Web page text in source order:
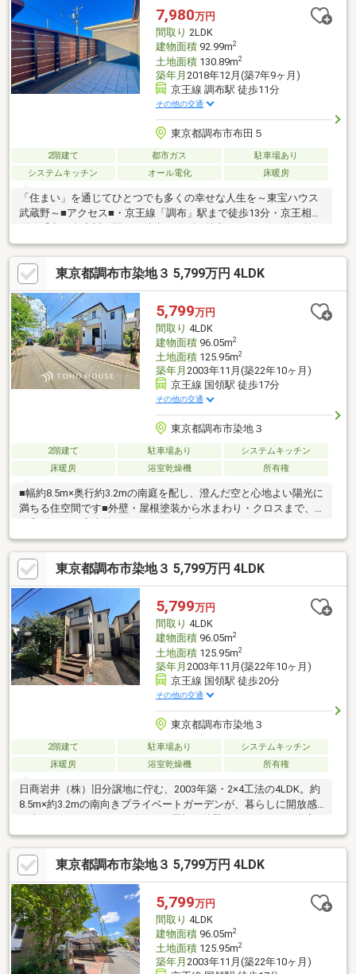
各金融機関と取引可能！無理のないプランをご提案させていただ
きます。【グループ創業50年】確かな実績と安心のアフターサポ
ートでお客様ファーストを実現いたします。
7,980万円
間取り 2LDK
建物面積92.99m2
土地面積130.89m2
築年月 2018年12月(築7年9ヶ月)
京王線 調布駅 徒歩11分
その他の交通
東京都調布市布田５
2階建て 都市ガス
駐車場あり
システムキッチン
オール電化 床暖房
「住まい」を通じてひとつでも多くの幸せな人生を～東宝ハウス
武蔵野～■アクセス■・京王線「調布」駅まで徒歩13分・京王相模
を通じてご家族の気配を感じられる、開放感のある間取り。・セ
カンドリビングとしても活用できるウッドデッキ付き。・細部ま
でこだわったスタイリッシュな内装デザイン。■設備■・浴室乾燥
機や浄水器など、機能的な設備が暮らしをサポート。・ロフトや
WIC、SICなど大容量の収納スペースが設けられています。■周辺
環境■・セブンイレブン調布布田4丁目店まで徒歩7分・調布市立
布田小学校まで徒歩4分
東京都調布市染地３ 5,799万円 4LDK
5,799万円
間取り 4LDK
建物面積96.05m2
土地面積125.95m2
築年月 2003年11月(築22年10ヶ月)
京王線 国領駅 徒歩17分
その他の交通
東京都調布市染地３
2階建て 駐車場あり
システムキッチン
床暖房
浴室乾燥機 所有権
■幅約8.5m×奥行約3.2mの南庭を配し、澄んだ空と心地よい陽光に
満ちる住空間です■外壁・屋根塗装から水まわり・クロスまで、
インクローゼット、ストックヤードを備えた高い収納力と利便性
です■京王線「国領」駅徒歩17分のほか、バス利用で「調布」
駅・「狛江」駅もスムーズに使えます■日商岩井(株)旧分譲地の整
った街並み、第一種低層住居専用地域の閑静な住宅街です■北東
側約5.0m公道に間口約8.7mで接道、カースペース1台分（車種に
よる）を完備します
東京都調布市染地３ 5,799万円 4LDK
5,799万円
間取り 4LDK
建物面積96.05m2
土地面積125.95m2
築年月 2003年11月(築22年10ヶ月)
京王線 国領駅 徒歩20分
その他の交通
東京都調布市染地３
2階建て 駐車場あり
システムキッチン
床暖房
浴室乾燥機 所有権
日商岩井（株）旧分譲地に佇む、2003年築・2×4工法の4LDK。約
8.5m×約3.2mの南向きプライベートガーデンが、暮らしに開放感
などの水まわりまで新規リノベーション完了予定。土地125.95
㎡、建物96.05㎡、ロフト・WIC付き。前面道路は幅員約5.0m、駐
車スペースも確保した、家族の新たな暮らしが始まる一邸です。
東京都調布市染地３ 5,799万円 4LDK
5,799万円
間取り 4LDK
建物面積96.05m2
土地面積125.95m2
築年月 2003年11月(築22年10ヶ月)